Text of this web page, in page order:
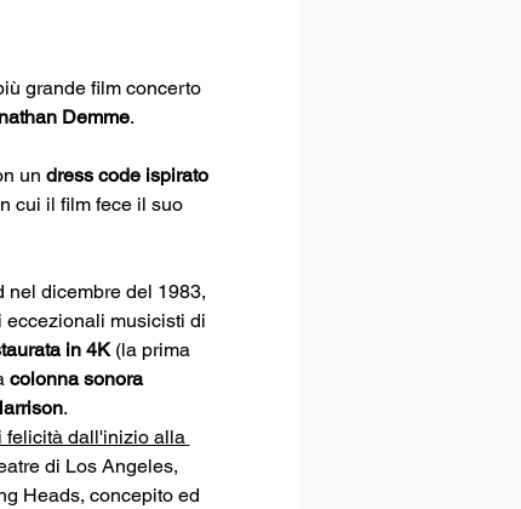
grande film concerto
Demme.
un dress code ispirato
cui il film fece il suo
dicembre del 1983,
musicisti di
in 4K (la prima
colonna sonora
.
felicità dall'inizio alla
di Los Angeles,
Heads, concepito ed